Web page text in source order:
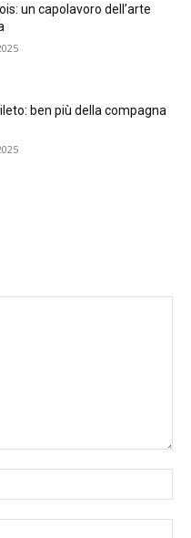
un capolavoro dell’arte
ben più della compagna